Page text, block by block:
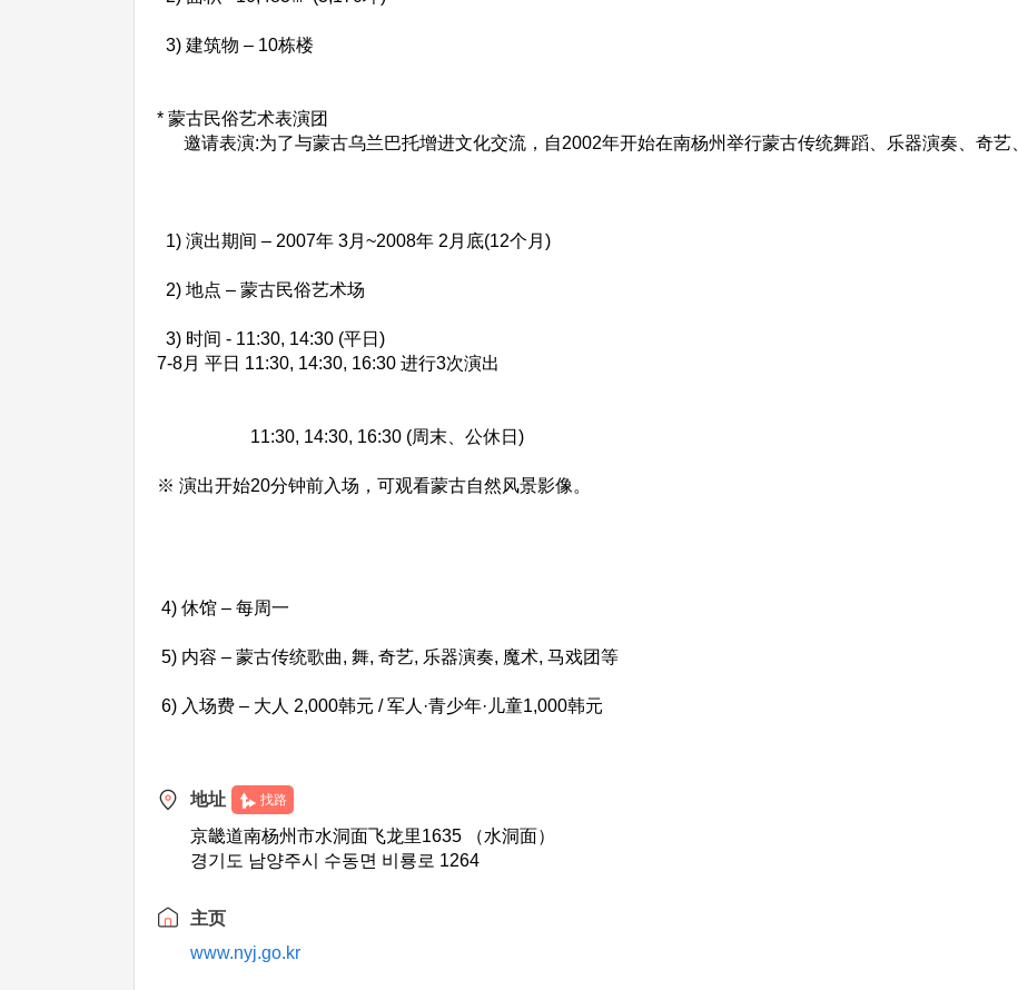
3) 建筑物 – 10栋楼
* 蒙古民俗艺术表演团
邀请表演:为了与蒙古乌兰巴托增进文化交流，自2002年开始在南杨州举行蒙古传统舞蹈、乐器演奏、奇艺
1) 演出期间 – 2007年 3月~2008年 2月底(12个月)
2) 地点 – 蒙古民俗艺术场
3) 时间 - 11:30, 14:30 (平日)
7-8月 平日 11:30, 14:30, 16:30 进行3次演出
11:30, 14:30, 16:30 (周末、公休日)
※ 演出开始20分钟前入场，可观看蒙古自然风景影像。
4) 休馆 – 每周一
5) 内容 – 蒙古传统歌曲, 舞, 奇艺, 乐器演奏, 魔术, 马戏团等
6) 入场费 – 大人 2,000韩元 / 军人·青少年·儿童1,000韩元
地址 找路
京畿道南杨州市水洞面飞龙里1635 （水洞面）
경기도 남양주시 수동면 비룡로 1264
主页
www.nyj.go.kr